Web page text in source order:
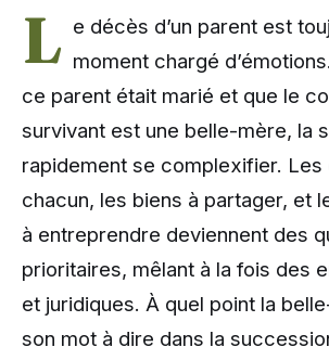
L e décès d’un parent est
moment chargé
ce parent était marié et que le
survivant est une belle-mère, la
rapidement se complexifier. Les
chacun, les biens à partager, et
à entreprendre deviennent des
prioritaires, mêlant à la fois des
et juridiques. À quel point la
son mot à dire dans la